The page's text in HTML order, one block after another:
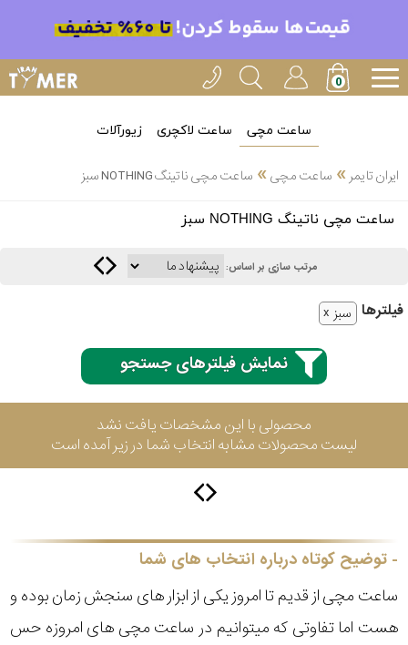
ساعت مچی ساعت لاکچری زیورآلات
ایران تایمر » ساعت مچی» ساعت مچی ناتینگ NOTHING سبز
ساعت مچی ناتینگ NOTHING سبز
مرتب سازی بر اساس:
فیلتر‌ها سبز
نمایش فیلترهای جستجو
محصولی با این مشخصات یافت نشد
لیست محصولات مشابه انتخاب شما در زیر آمده است
توضیح کوتاه درباره انتخاب های شما
ساعت مچی از قدیم تا امروز یکی از ابزار های سنجش زمان بوده و
هست اما تفاوتی که میتوانیم در ساعت مچی های امروزه حس
انتخاب
بین 3
3
سیکو
سیتیزن
اورینت
پیلار